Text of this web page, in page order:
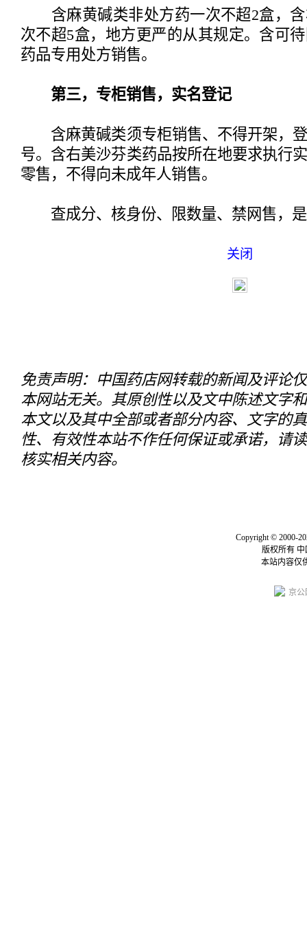
含麻黄碱类非处方药一次不超2盒，含
次不超5盒，地方更严的从其规定。含可
药品专用处方销售。
第三，专柜销售，实名登记
含麻黄碱类须专柜销售、不得开架，登
号。含右美沙芬类药品按所在地要求执行
零售，不得向未成年人销售。
查成分、核身份、限数量、禁网售，是
关闭
免责声明：中国药店网转载的新闻及评论
本网站无关。其原创性以及文中陈述文字
本文以及其中全部或者部分内容、文字的
性、有效性本站不作任何保证或承诺，请
核实相关内容。
Copyright © 2000-
版权所有
本站内容仅
京公